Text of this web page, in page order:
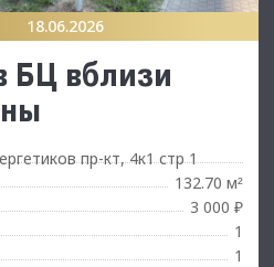
18.06.2026
БЦ вблизи
пр-кт, 4к1 стр 1
132.70 м²
3 000 ₽
1
1